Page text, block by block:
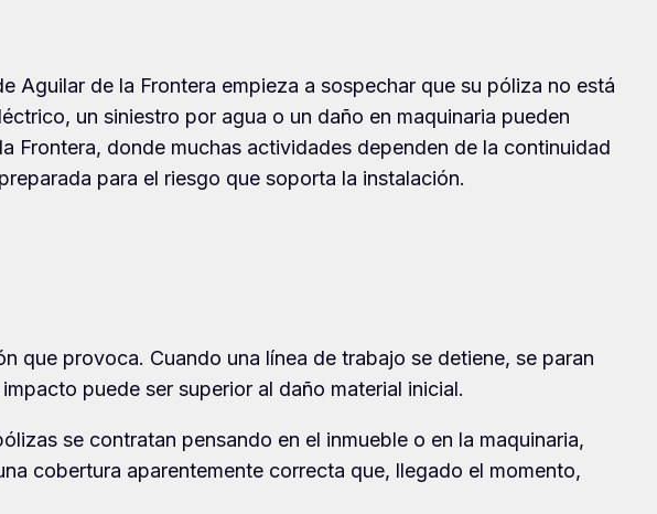
Aguilar de la Frontera empieza a sospechar que su póliza no está
un siniestro por agua o un daño en maquinaria pueden
Frontera, donde muchas actividades dependen de la continuidad
para el riesgo que soporta la instalación.
que provoca. Cuando una línea de trabajo se detiene, se paran
puede ser superior al daño material inicial.
se contratan pensando en el inmueble o en la maquinaria,
cobertura aparentemente correcta que, llegado el momento,